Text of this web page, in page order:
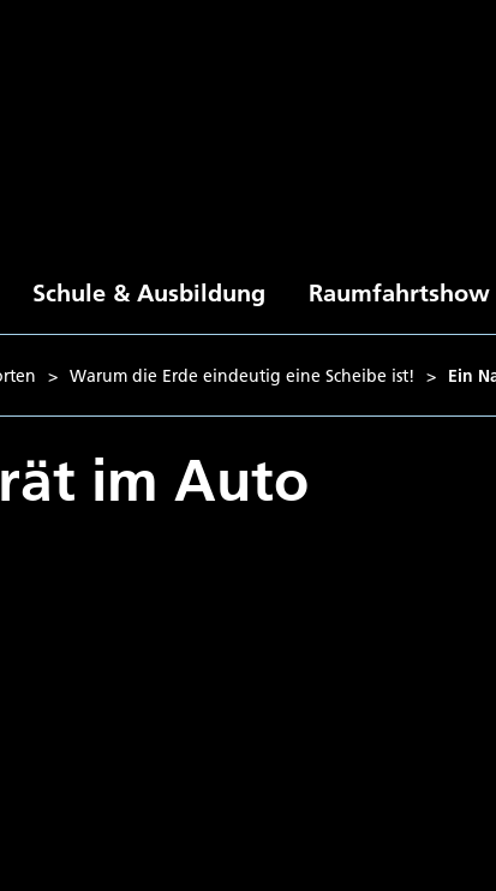
Schule & Ausbildung Raumfahrtshow
> Warum die Erde eindeutig eine Scheibe ist! > Ein
im Auto